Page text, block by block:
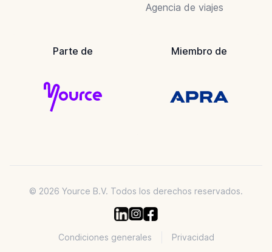
Agencia de viajes
Parte de Miembro de
© 2026 Yource B.V. Todos los derechos reservados.
Condiciones generales Privacidad